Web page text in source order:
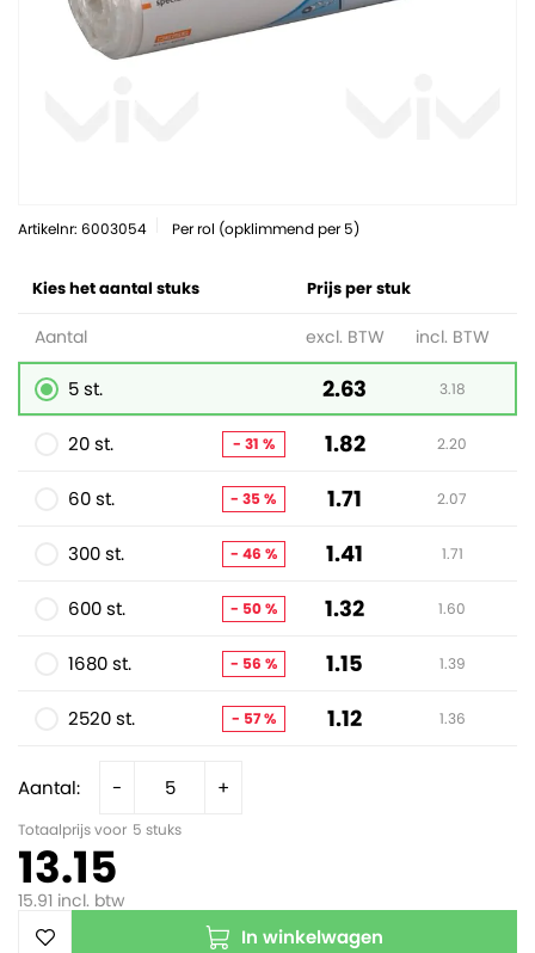
Artikelnr: 6003054 Per rol (opklimmend per 5)
Aantal: - +
Totaalprijs voor 5 stuks
13.15
15.91 incl. btw
In winkelwagen
Kies het aantal stuks Prijs per stuk
Aantal excl. BTW incl. BTW
5 st. 2.63 3.18
20 st. - 31 % 1.82 2.20
60 st. - 35 % 1.71 2.07
300 st. - 46 % 1.41 1.71
600 st. - 50 % 1.32 1.60
1680 st. - 56 % 1.15 1.39
2520 st. - 57 % 1.12 1.36